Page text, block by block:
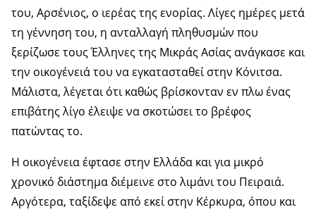
του, Αρσένιος, ο ιερέας της ενορίας. Λίγες ημέρες μετά
τη γέννηση του, η ανταλλαγή πληθυσμών που
ξερίζωσε τους Έλληνες της Μικράς Ασίας ανάγκασε και
την οικογένειά του να εγκατασταθεί στην Κόνιτσα.
Μάλιστα, λέγεται ότι καθώς βρίσκονταν εν πλω ένας
επιβάτης λίγο έλειψε να σκοτώσει το βρέφος
πατώντας το.
Η οικογένεια έφτασε στην Ελλάδα και για μικρό
χρονικό διάστημα διέμεινε στο λιμάνι του Πειραιά.
Αργότερα, ταξίδεψε από εκεί στην Κέρκυρα, όπου και